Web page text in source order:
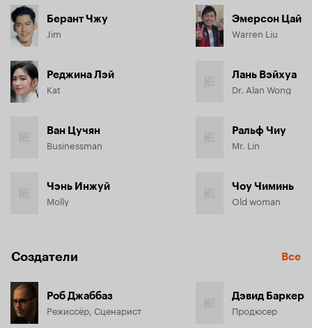
Берант Чжу
Jim
Реджина Лэй
Kat
Ван Цучян
Businessman
Чэнь Инжуй
Molly
Эмерсон Цай
Warren Liu
Лань Вэйхуа
Dr. Alan Wong
Ральф Чиу
Mr. Lin
Чоу Чиминь
Old woman
Создатели Все
Роб Джаббаз
Режиссёр, Сценарист
Дэвид Баркер
Продюсер